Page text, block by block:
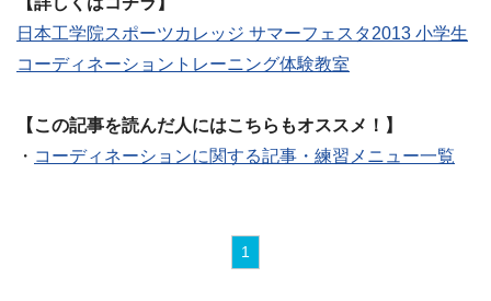
日本工学院スポーツカレッジ サマーフェスタ2013 小学生
コーディネーショントレーニング体験教室
【この記事を読んだ人にはこちらもオススメ！】
・ コーディネーションに関する記事・練習メニュー一覧
1